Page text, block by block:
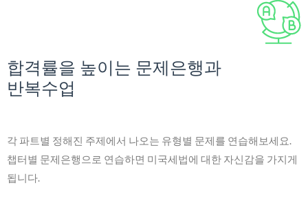
합격률을 높이는 문제은행과
반복수업
각 파트별 정해진 주제에서 나오는 유형별 문제를 연습해보세요.
챕터별 문제은행으로 연습하면 미국세법에 대한 자신감을 가지게
됩니다.